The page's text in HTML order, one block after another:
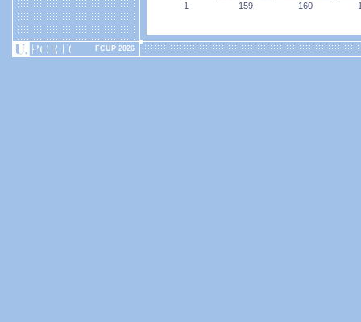
1 159 160
FCUP 2026